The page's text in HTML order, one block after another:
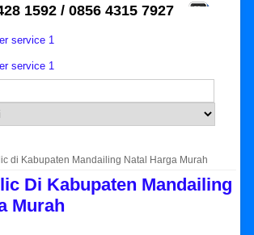
1592 / 0856 4315 7927
di Kabupaten Mandailing Natal Harga Murah
Di Kabupaten Mandailing
Murah